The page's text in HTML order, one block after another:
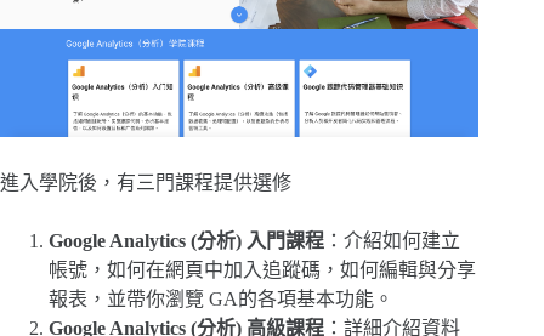
進入學院後，有三門課程提供選修
Google Analytics (分析) 入門課程 ：介紹如何建立
帳號，如何在網頁中加入追蹤碼，如何編輯與分享
報表，並帶你瀏覽 GA的各項基本功能。
Google Analytics (分析) 高級課程 ：詳細介紹資料